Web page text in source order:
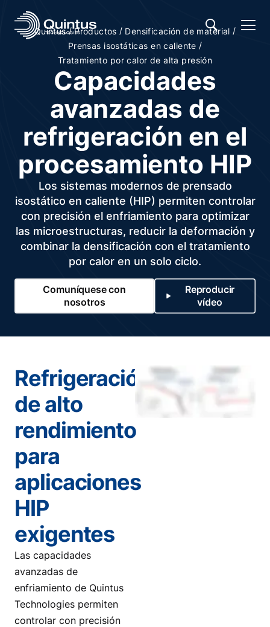
Quintus / Productos / Densificación de material /
Prensas isostáticas en caliente /
Tratamiento por calor de alta presión
Capacidades
avanzadas de
refrigeración en el
procesamiento HIP
Los sistemas modernos de prensado
isostático en caliente (HIP) permiten controlar
con precisión el enfriamiento para optimizar
las microestructuras, reducir la deformación y
combinar la densificación con el tratamiento
por calor en un solo ciclo.
Comuníquese con
nosotros
Reproducir
vídeo
Refrigeración
de alto
rendimiento
para
aplicaciones
HIP
exigentes
Las capacidades
avanzadas de
enfriamiento de Quintus
Technologies permiten
controlar con precisión